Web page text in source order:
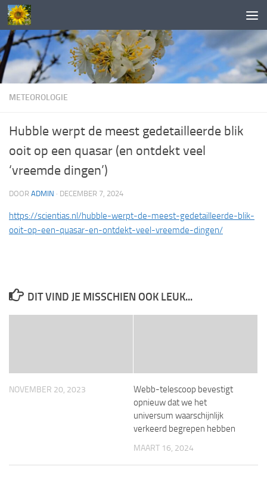
Doorgaan naar inhoud
METEOROLOGIE
Hubble werpt de meest gedetailleerde blik
ooit op een quasar (en ontdekt veel
‘vreemde dingen’)
DOOR ADMIN · DECEMBER 7, 2024
https://scientias.nl/hubble-werpt-de-meest-gedetailleerde-blik-
ooit-op-een-quasar-en-ontdekt-veel-vreemde-dingen/
DIT VIND JE MISSCHIEN OOK LEUK...
NOVEMBER 20, 2023
Webb-telescoop bevestigt
opnieuw dat we het
universum waarschijnlijk
verkeerd begrepen hebben
MAART 16, 2024